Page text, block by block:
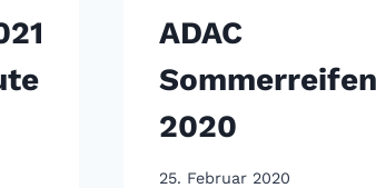
ADAC
2020
25. Februar 2020